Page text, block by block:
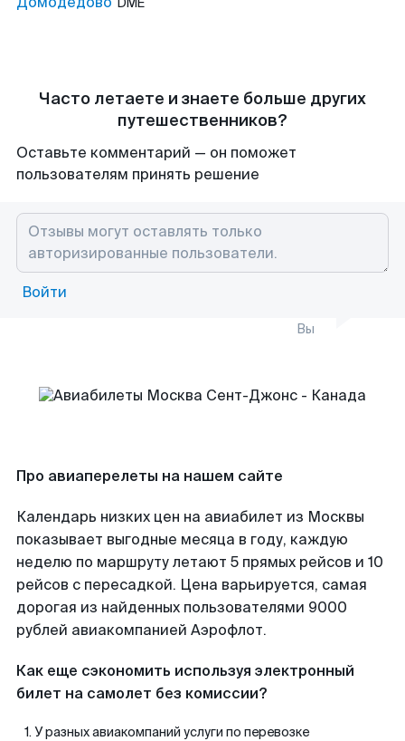
Часто летаете и знаете больше других
путешественников?
Оставьте комментарий — он поможет
пользователям принять решение
Войти
Вы
Про авиаперелеты на нашем сайте
Календарь низких цен на авиабилет из Москвы
показывает выгодные месяца в году, каждую
неделю по маршруту летают 5 прямых рейсов и 10
рейсов с пересадкой. Цена варьируется, самая
дорогая из найденных пользователями 9000
рублей авиакомпанией Аэрофлот.
Как еще сэкономить используя электронный
билет на самолет без комиссии?
У разных авиакомпаний услуги по перевозке